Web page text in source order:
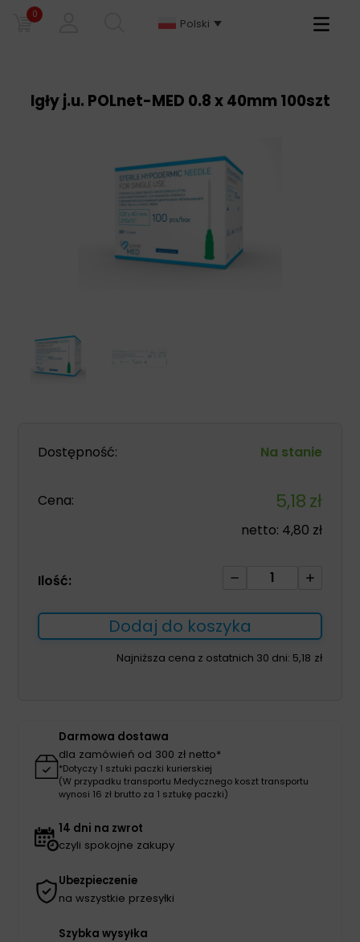
0
Polski
Primary
Igły j.u. POLnet-MED 0.8 x 40mm 100szt
Dostępność: Na stanie
Cena: 5,18zł
netto: 4,80 zł
Ilość:
ilość
j.u.
POLnet-
MED
Dodaj do koszyka
Najniższa cena z ostatnich 30 dni: 5,18 zł
Darmowa dostawa
dla zamówień od 300 zł netto*
*Dotyczy 1 sztuki paczki kurierskiej
(W przypadku transportu Medycznego koszt transportu
wynosi 16 zł brutto za 1 sztukę paczki)
14 dni na zwrot
czyli spokojne zakupy
Ubezpieczenie
na wszystkie przesyłki
Szybka wysyłka